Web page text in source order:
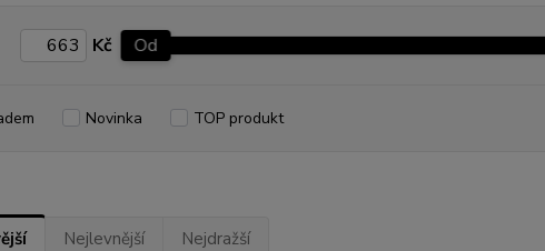
Kč Od
Novinka TOP produkt
Nejlevnější Nejdražší